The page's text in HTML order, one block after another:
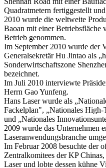
Quadratmetern fertiggestellt
2010 wurde die weltweite
Baoan mit einer Betriebsfläche
Betrieb genommen.
Im September 2010 wurde der
Generalsekretär Hu Jintao als
Sonderwirtschaftszone
bezeichnet.
Im Juli 2010 interviewte
Herrn Gao Yunfeng.
Hans Laser wurde als
Fackelplan", „Nationales
und „Nationales
2009 wurde das Unternehmen
Laseranwendungsbranche
Im Februar 2008 besuchte der
Zentralkomitees der KP
Laser und lobte dessen kühne